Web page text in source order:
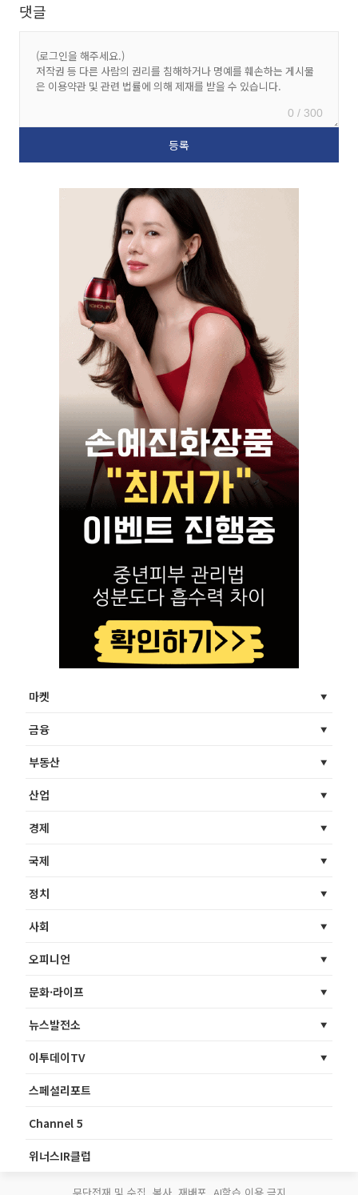
댓글
0 / 300
마켓
금융
부동산
산업
경제
국제
정치
사회
오피니언
문화·라이프
뉴스발전소
이투데이TV
스페셜리포트
Channel 5
위너스IR클럽
무단전재 및 수집, 복사, 재배포, AI학습 이용 금지